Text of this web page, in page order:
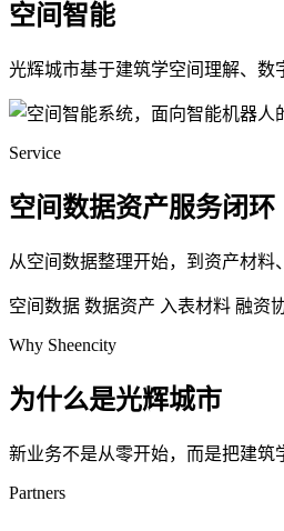
空间智能
光辉城市基于建筑学空间理解、数
Service
空间数据资产服务闭环
从空间数据整理开始，到资产材料
空间数据 数据资产 入表材料 融资
Why Sheencity
为什么是光辉城市
新业务不是从零开始，而是把建筑
Partners